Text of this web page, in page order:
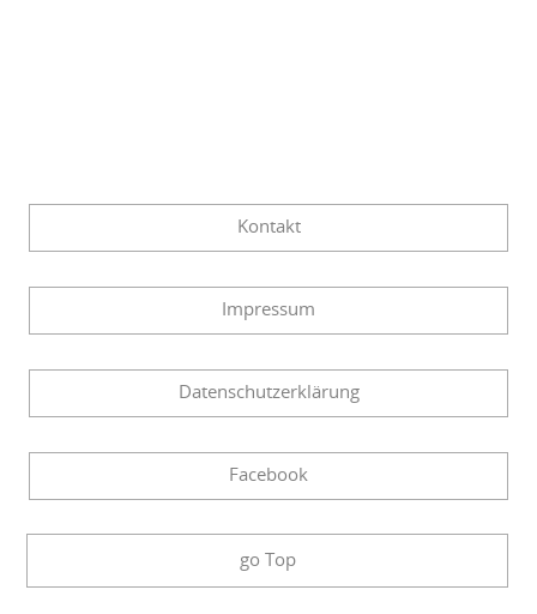
Kontakt
Impressum
Datenschutzerklärung
Facebook